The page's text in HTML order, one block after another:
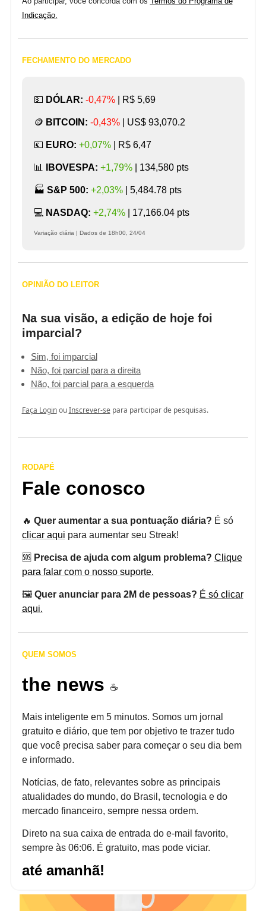
Indicação.
FECHAMENTO DO MERCADO
💵 DÓLAR: -0,47%| R$ 5,69
🪙 BITCOIN: -0,43% US$ 93,070.2
💶 EURO: +0,07% R$ 6,47
📊 IBOVESPA: +1,79%| 134,580pts
🏭️ S&P 500: +2,03%| 5,484.78 pts
💻️ NASDAQ: +2,74%| 17,166.04 pts
Variação diária | Dados de 18h00, 24/04
OPINIÃO DO LEITOR
Na sua visão, a edição de hoje foi
imparcial?
Sim, foi imparcial
Não, foi parcial para a direita
Não, foi parcial para a esquerda
Faça LoginouInscrever-separa participar de pesquisas.
RODAPÉ
Fale conosco
🔥 Quer aumentar a sua pontuação diária? É só
clicar aqui para aumentar seu Streak!
🆘 Precisa de ajuda com algum problema? Clique
para falar com o nosso suporte.
🖼️ Quer anunciar para 2M de pessoas? É só clicar
aqui.
QUEM SOMOS
the news ☕️
Mais inteligente em 5 minutos. Somos um jornal
gratuito e diário, que tem por objetivo te trazer tudo
que você precisa saber para começar o seu dia bem
e informado.
Notícias, de fato, relevantes sobre as principais
atualidades do mundo, do Brasil, tecnologia e do
mercado financeiro, sempre nessa ordem.
Direto na sua caixa de entrada do e-mail favorito,
sempre às 06:06. É gratuito, mas pode viciar.
até amanhã!